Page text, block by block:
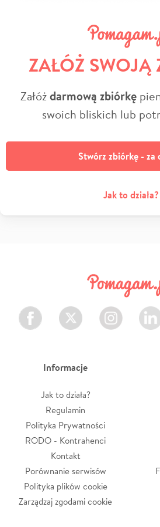
ZAŁÓŻ SWOJĄ
Załóżdarmową zbiórkę
swoich bliskich lub
Stwórz zbiórkę - za
Jak to działa?
Facebook Twitter Instagram
Informacje
Jak to działa?
Regulamin
Polityka Prywatności
RODO - Kontrahenci
Kontakt
Porównanie serwisów
Polityka plików cookie
Zarządzaj zgodami cookie